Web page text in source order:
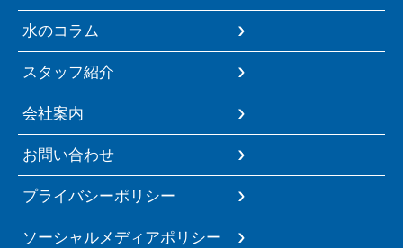
水のコラム
スタッフ紹介
会社案内
お問い合わせ
プライバシーポリシー
ソーシャルメディアポリシー